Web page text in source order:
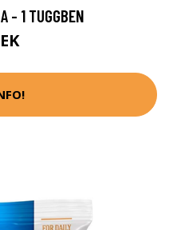
- 1 TUGGBEN